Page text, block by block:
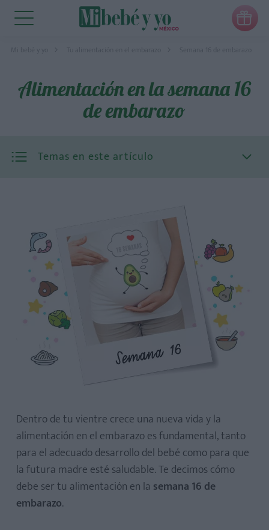

Mi bebé y yo Tu alimentación en el embarazo
Alimentación en la semana 16
de embarazo
Temas en este artículo
Dentro de tu vientre crece una nueva vida y la
alimentación en el embarazo es fundamental, tanto
para el adecuado desarrollo del bebé como para que
la futura madre esté saludable. Te decimos cómo
debe ser tu alimentación en la semana 16 de
embarazo.